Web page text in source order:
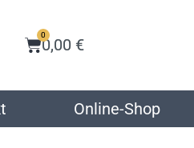
0,00 €
0
Online-Shop